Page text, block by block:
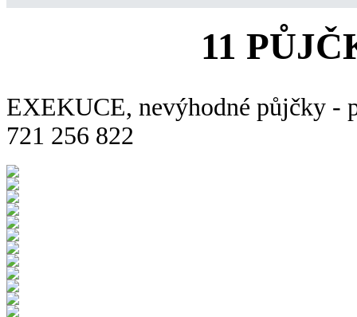
11
EXEKUCE, nevýhodné půjčky -
721 256 822